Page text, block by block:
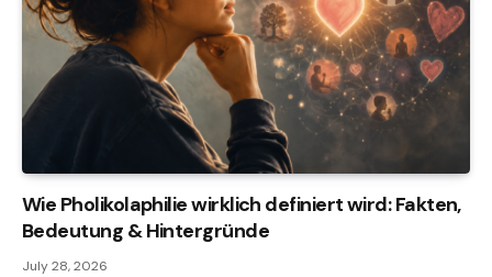
Wie Pholikolaphilie wirklich definiert wird: Fakten,
Bedeutung & Hintergründe
July 28, 2026